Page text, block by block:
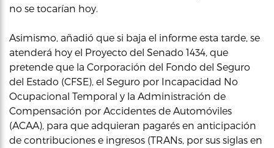
no se tocarían hoy.
Asimismo, añadió que si baja el informe esta tarde, se
atenderá hoy el Proyecto del Senado 1434, que
pretende que la Corporación del Fondo del Seguro
del Estado (CFSE), el Seguro por Incapacidad No
Ocupacional Temporal y la Administración de
Compensación por Accidentes de Automóviles
(ACAA), para que adquieran pagarés en anticipación
de contribuciones e ingresos (TRANs, por sus siglas en